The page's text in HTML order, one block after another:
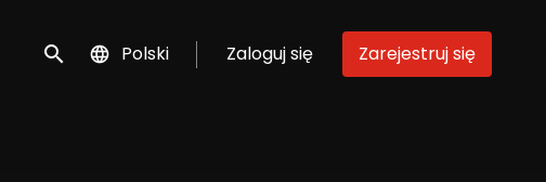
Wyszukaj Polski Zaloguj się Zarejestruj się